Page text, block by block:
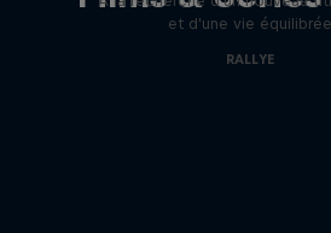
et d'une vie équilibrée
RALLYE